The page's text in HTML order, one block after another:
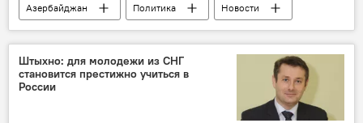
Азербайджан Политика Новости
Штыхно: для молодежи из СНГ
становится престижно учиться в
России